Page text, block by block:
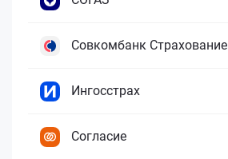
Совкомбанк Страхование
Ингосстрах
Согласие